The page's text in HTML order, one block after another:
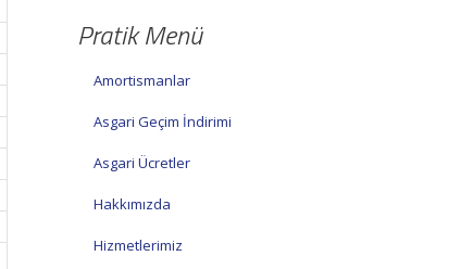
Pratik Menü
Amortismanlar
Asgari Geçim İndirimi
Asgari Ücretler
Hakkımızda
Hizmetlerimiz